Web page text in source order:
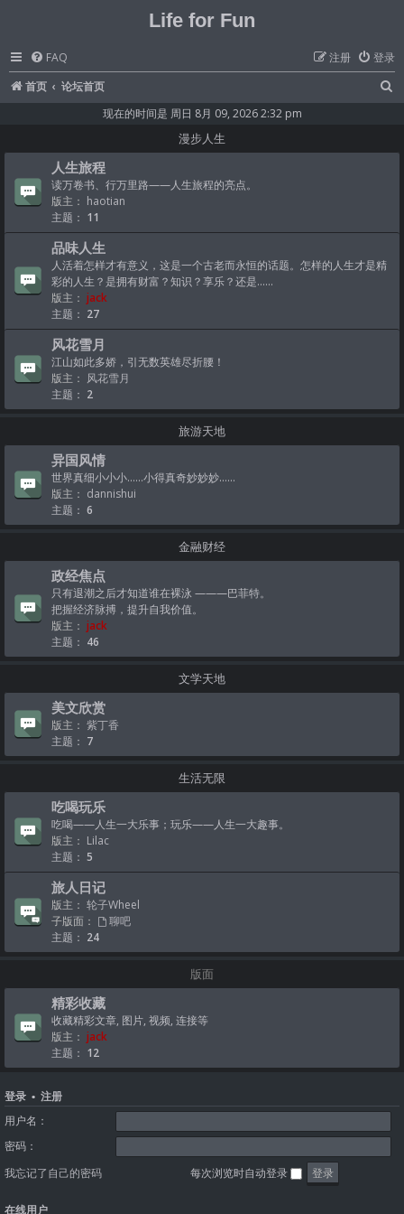
Life for Fun
FAQ 登录
注册
首页
论坛首页
现在的时间是 周日 8月 09, 2026 2:32 pm
漫步人生
人生旅程
读万卷书、行万里路——人生旅程的亮点。
版主： haotian
主题： 11
品味人生
人活着怎样才有意义，这是一个古老而永恒的话题。怎样的人生才是精
彩的人生？是拥有财富？知识？享乐？还是......
版主： jack
主题： 27
风花雪月
江山如此多娇，引无数英雄尽折腰！
版主： 风花雪月
主题： 2
旅游天地
异国风情
世界真细小小小......小得真奇妙妙妙......
版主： dannishui
主题： 6
金融财经
政经焦点
只有退潮之后才知道谁在裸泳 ———巴菲特。
把握经济脉搏，提升自我价值。
版主： jack
主题： 46
文学天地
美文欣赏
版主： 紫丁香
主题： 7
生活无限
吃喝玩乐
吃喝——人生一大乐事；玩乐——人生一大趣事。
版主： Lilac
主题： 5
旅人日记
版主： 轮子Wheel
子版面：
聊吧
主题： 24
版面
精彩收藏
收藏精彩文章, 图片, 视频, 连接等
版主： jack
主题： 12
登录 • 注册
用户名：
密码：
我忘记了自己的密码
每次浏览时自动登录
在线用户